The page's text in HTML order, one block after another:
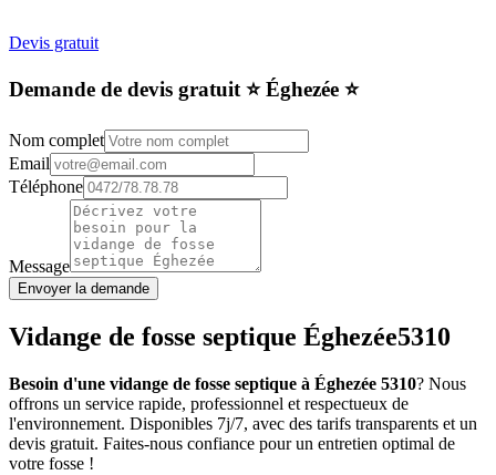
Devis gratuit
Demande de devis gratuit ⭐️ Éghezée ⭐️
Nom complet
Email
Téléphone
Message
Envoyer la demande
Vidange de fosse septique Éghezée5310
Besoin d'une vidange de fosse septique à Éghezée 5310? Nous
offrons un service rapide, professionnel et respectueux de
l'environnement. Disponibles 7j/7, avec des tarifs transparents et un
devis gratuit. Faites-nous confiance pour un entretien optimal de
votre fosse !